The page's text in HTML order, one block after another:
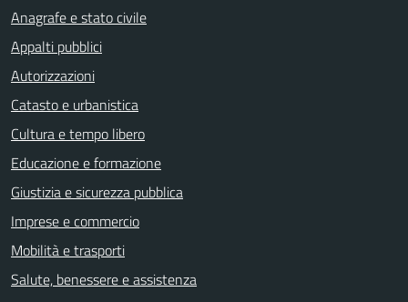
Anagrafe e stato civile
Appalti pubblici
Autorizzazioni
Catasto e urbanistica
Cultura e tempo libero
Educazione e formazione
Giustizia e sicurezza pubblica
Imprese e commercio
Mobilità e trasporti
Salute, benessere e assistenza